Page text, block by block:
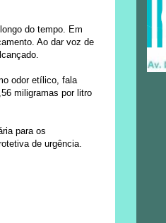
do tempo. Em
Ao dar voz de
odor etílico, fala
miligramas por litro
para os
de urgência.